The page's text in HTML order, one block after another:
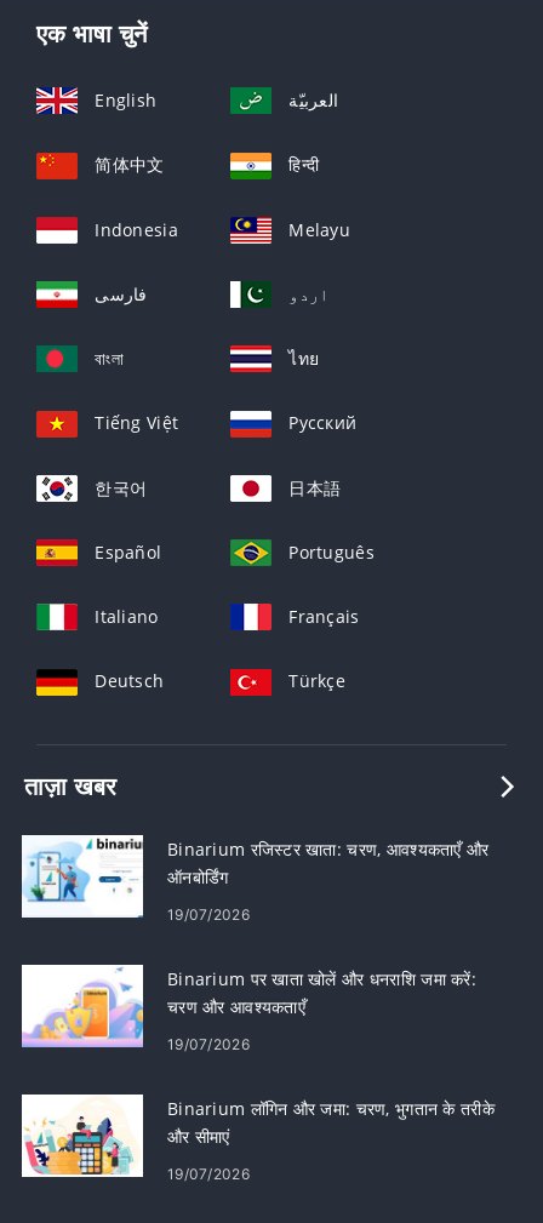
एक भाषा चुनें
English العربيّة
简体中文 हिन्दी
Indonesia Melayu
فارسی اردو
বাংলা ไทย
Tiếng Việt Русский
한국어 日本語
Español Português
Italiano Français
Deutsch Türkçe
ताज़ा खबर
Binarium रजिस्टर खाता: चरण, आवश्यकताएँ और
ऑनबोर्डिंग
19/07/2026
Binarium पर खाता खोलें और धनराशि जमा करें:
चरण और आवश्यकताएँ
19/07/2026
Binarium लॉगिन और जमा: चरण, भुगतान के तरीके
और सीमाएं
19/07/2026